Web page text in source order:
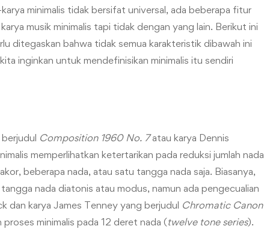
minimalis tidak bersifat universal, ada beberapa fitur
musik minimalis tapi tidak dengan yang lain. Berikut ini
ditegaskan bahwa tidak semua karakteristik dibawah ini
inginkan untuk mendefinisikan minimalis itu sendiri
Composition 1960 No. 7atau karya Dennis
memperlihatkan ketertarikan pada reduksi jumlah nada
beberapa nada, atau satu tangga nada saja. Biasanya,
nada diatonis atau modus, namun ada pengecualian
dan karya James Tenney yang berjudul Chromatic Canon
minimalis pada 12 deret nada (twelve tone series).